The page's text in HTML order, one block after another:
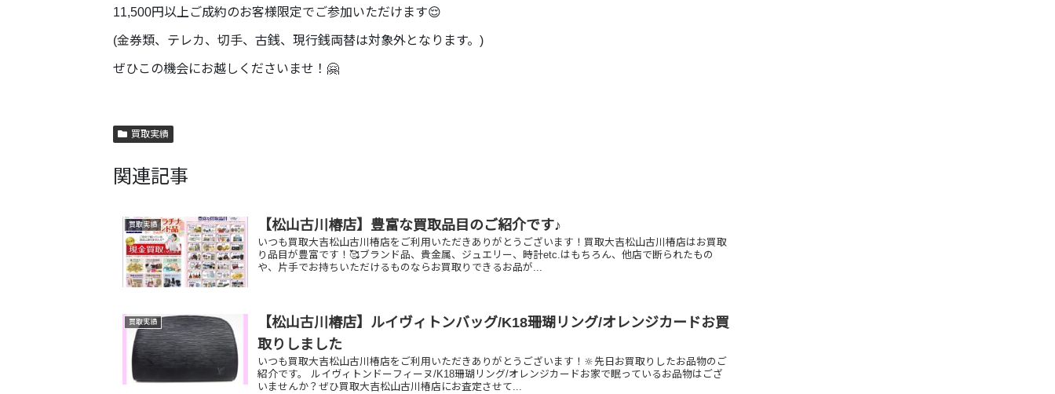
11,500円以上ご成約のお客様限定でご参加いただけます😌
(金券類、テレカ、切手、古銭、現行銭両替は対象外となります。)
ぜひこの機会にお越しくださいませ！🤗
買取実績
関連記事
買取実績 【松山古川椿店】豊富な買取品目のご紹介です♪
いつも買取大吉松山古川椿店をご利用いただきありがとうございます！買取大吉松山古川椿店はお買取
り品目が豊富です！🥰ブランド品、貴金属、ジュエリー、時計etc.はもちろん、他店で断られたもの
や、片手でお持ちいただけるものならお買取りできるお品が...
買取実績
【松山古川椿店】ルイヴィトンバッグ/K18珊瑚リング/オレンジカードお買
取りしました
いつも買取大吉松山古川椿店をご利用いただきありがとうございます！🔆先日お買取りしたお品物のご
紹介です。 ルイヴィトンドーフィーヌ/K18珊瑚リング/オレンジカードお家で眠っているお品物はござ
いませんか？ぜひ買取大吉松山古川椿店にお査定させて...